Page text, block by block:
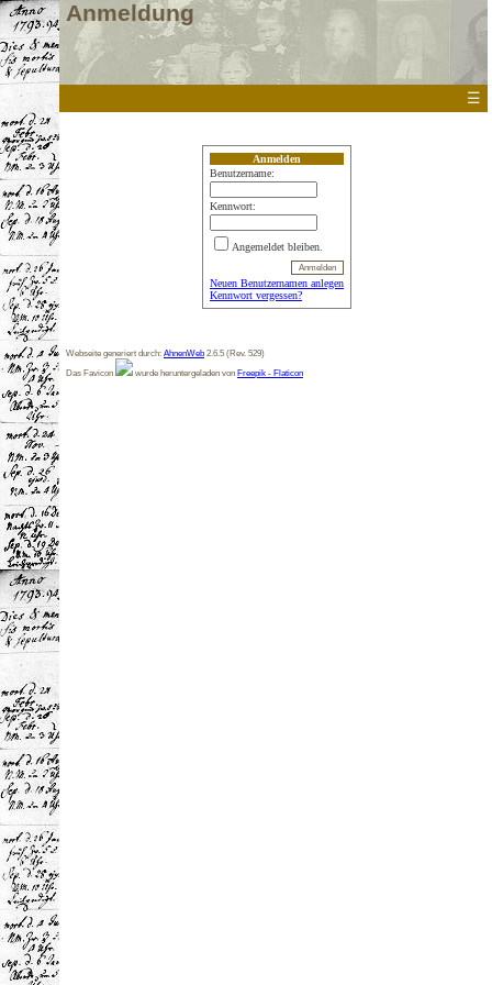
Anmeldung
☰
Anmelden
Benutzername:
Kennwort:
Angemeldet bleiben.
Neuen Benutzernamen anlegen
Kennwort vergessen?
Webseite generiert durch: AhnenWeb 2.6.5 (Rev. 529)
Das Favicon
wurde heruntergeladen von Freepik - Flaticon